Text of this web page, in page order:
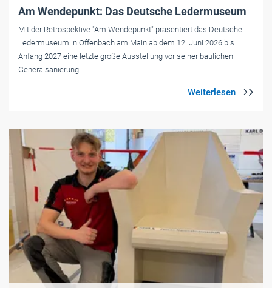
Am Wendepunkt: Das Deutsche Ledermuseum
Mit der Retrospektive "Am Wendepunkt" präsentiert das Deutsche
Ledermuseum in Offenbach am Main ab dem 12. Juni 2026 bis
Anfang 2027 eine letzte große Ausstellung vor seiner baulichen
Generalsanierung.